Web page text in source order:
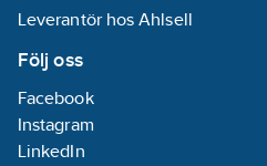
Leverantör hos Ahlsell
Följ oss
Facebook
Instagram
LinkedIn